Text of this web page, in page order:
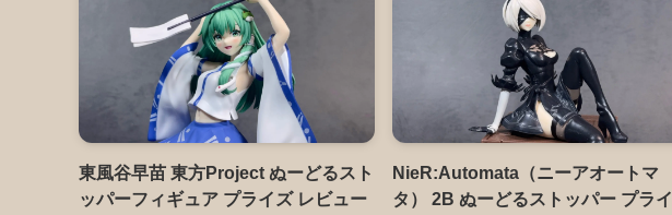
東風谷早苗 東方Project ぬーどるスト
ッパーフィギュア プライズ レビュー
NieR:Automata（ニーアオートマ
タ） 2B ぬーどるストッパー プライ